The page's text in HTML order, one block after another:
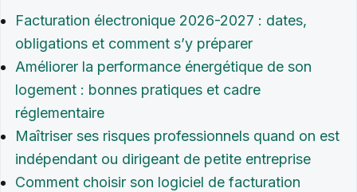
Facturation électronique 2026-2027 : dates,
obligations et comment s’y préparer
Améliorer la performance énergétique de son
logement : bonnes pratiques et cadre
réglementaire
Maîtriser ses risques professionnels quand on est
indépendant ou dirigeant de petite entreprise
Comment choisir son logiciel de facturation